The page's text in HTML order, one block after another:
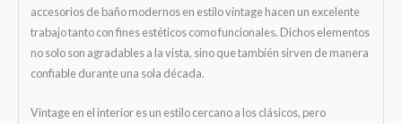
accesorios de baño modernos en estilo vintage hacen un excelente
trabajo tanto con fines estéticos como funcionales. Dichos elementos
no solo son agradables a la vista, sino que también sirven de manera
confiable durante una sola década.
Vintage en el interior es un estilo cercano a los clásicos, pero